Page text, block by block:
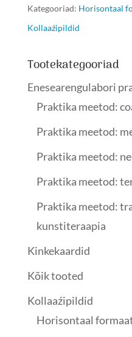
kogus
Kategooriad: Horisontaal
Kollaaźipildid
Tootekategooriad
Enesearengulabori
Praktika meetod:
Praktika meetod:
Praktika meetod:
Praktika meetod:
Praktika meetod:
kunstiteraapia
Kinkekaardid
Kõik tooted
Kollaaźipildid
Horisontaal